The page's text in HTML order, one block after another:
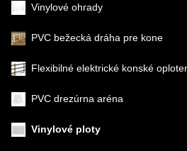
Vinylové ohrady
PVC bežecká dráha pre kone
Flexibilné elektrické konské
PVC drezúrna aréna
Vinylové ploty